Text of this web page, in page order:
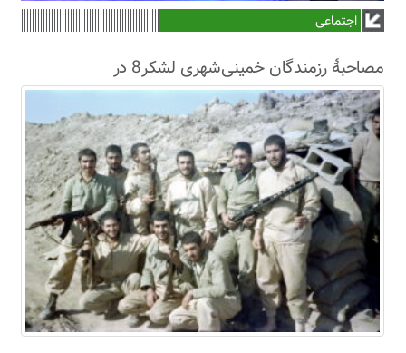
اجتماعی
مصاحبۀ رزمندگان خمینی‌شهری لشکر8 در
سال63+فیلم